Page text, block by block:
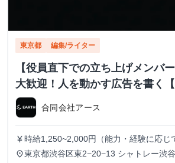
東京都 編集/ライター
【役員直下での立ち上げメンバ
大歓迎！人を動かす広告を書く【
合同会社アース
currency_yen 時給1,250~2,000円（能力・経験に応じ
place東京都渋谷区東2−20−13 シャトレー渋